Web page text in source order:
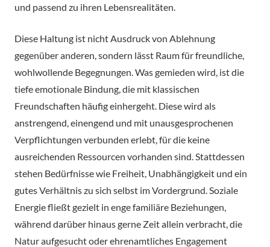
und passend zu ihren Lebensrealitäten.
Diese Haltung ist nicht Ausdruck von Ablehnung
gegenüber anderen, sondern lässt Raum für freundliche,
wohlwollende Begegnungen. Was gemieden wird, ist die
tiefe emotionale Bindung, die mit klassischen
Freundschaften häufig einhergeht. Diese wird als
anstrengend, einengend und mit unausgesprochenen
Verpflichtungen verbunden erlebt, für die keine
ausreichenden Ressourcen vorhanden sind. Stattdessen
stehen Bedürfnisse wie Freiheit, Unabhängigkeit und ein
gutes Verhältnis zu sich selbst im Vordergrund. Soziale
Energie fließt gezielt in enge familiäre Beziehungen,
während darüber hinaus gerne Zeit allein verbracht, die
Natur aufgesucht oder ehrenamtliches Engagement